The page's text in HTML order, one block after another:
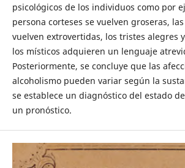
psicológicos de los individuos como por
persona corteses se vuelven groseras,
vuelven extrovertidas, los tristes alegres
los místicos adquieren un lenguaje
Posteriormente, se concluye que las
alcoholismo pueden variar según la
se establece un diagnóstico del estado
un pronóstico.